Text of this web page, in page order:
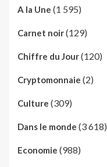
A la Une (1 595)
Carnet noir(129)
Chiffre du Jour(120)
Cryptomonnaie (2)
Culture (309)
Dans le monde (3 618)
Economie (988)